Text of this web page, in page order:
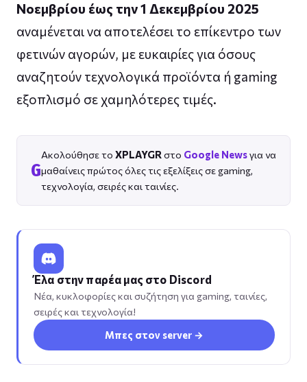
Νοεμβρίου έως την 1 Δεκεμβρίου 2025
αναμένεται να αποτελέσει το επίκεντρο των
φετινών αγορών, με ευκαιρίες για όσους
αναζητούν τεχνολογικά προϊόντα ή gaming
εξοπλισμό σε χαμηλότερες τιμές.
G
Ακολούθησε το XPLAYGR στο Google Newsγια να
μαθαίνεις πρώτος όλες τις εξελίξεις σε gaming,
τεχνολογία, σειρές και ταινίες.
Έλα στην παρέα μας στο Discord
Νέα, κυκλοφορίες και συζήτηση για gaming, ταινίες,
σειρές και τεχνολογία!
Μπες στον server →